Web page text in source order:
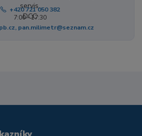
+420 721 050 382
7:00 - 17:30
pan.milimetr@seznam.cz